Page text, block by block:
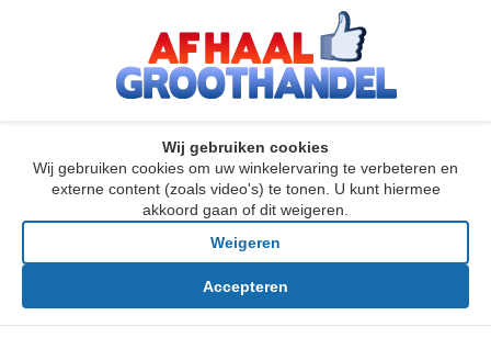
Wij gebruiken cookies
Wij gebruiken cookies om uw winkelervaring te verbeteren en
externe content (zoals video's) te tonen. U kunt hiermee
akkoord gaan of dit weigeren.
Weigeren
Accepteren